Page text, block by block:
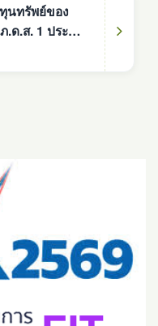
นทรัพย์ของ
.ส. 1 ประจำปี